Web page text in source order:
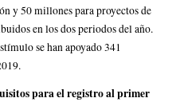
y 50 millones para proyectos de
en los dos periodos del año.
se han apoyado 341
para el registro al primer